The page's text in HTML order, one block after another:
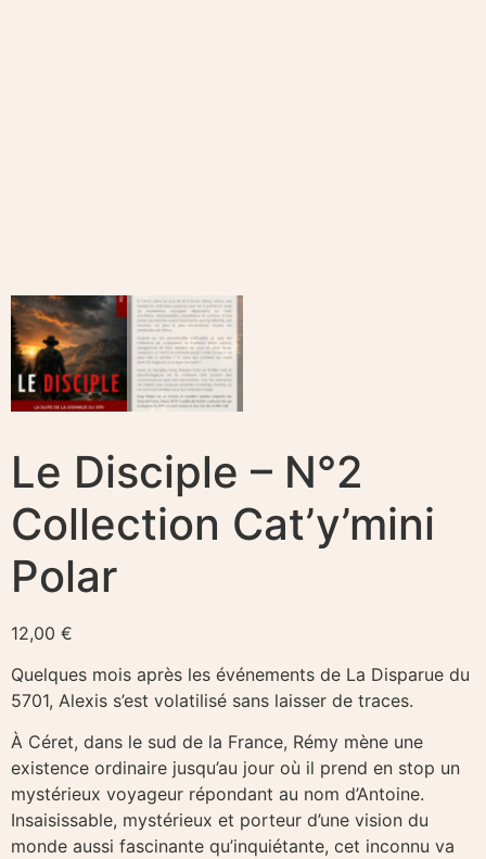
Le Disciple – N°2
Collection Cat’y’mini
Polar
12,00 €
Quelques mois après les événements de La Disparue du
5701, Alexis s’est volatilisé sans laisser de traces.
À Céret, dans le sud de la France, Rémy mène une
existence ordinaire jusqu’au jour où il prend en stop un
mystérieux voyageur répondant au nom d’Antoine.
Insaisissable, mystérieux et porteur d’une vision du
monde aussi fascinante qu’inquiétante, cet inconnu va